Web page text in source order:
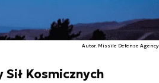
Autor. Missile Defense Agency
Kosmicznych